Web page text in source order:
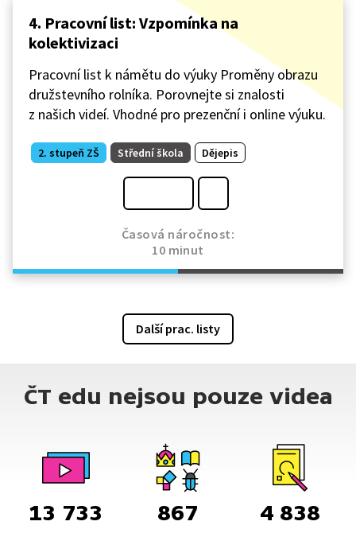
4. Pracovní list: Vzpomínka na
kolektivizaci
Pracovní list k námětu do výuky Proměny obrazu
družstevního rolníka. Porovnejte si znalosti
z našich videí. Vhodné pro prezenční i online výuku.
2. stupeň ZŠ Střední škola Dějepis
Časová náročnost:
10 minut
Další prac. listy
ČT edu nejsou pouze videa
13 733 867 4 838